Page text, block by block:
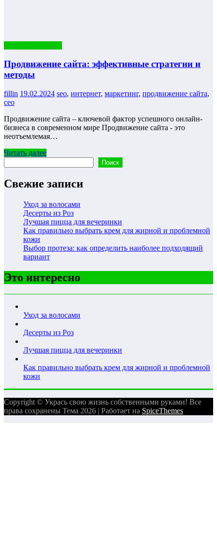
Продвижение сайта: эффективные стратегии и
методы
fillin 19.02.2024 seo, интернет, маркетинг, продвижение сайта,
сео
Продвижение сайта – ключевой фактор успешного онлайн-
бизнеса в современном мире Продвижение сайта - это
неотъемлемая…
Читать далее
Поиск
Свежие записи
Уход за волосами
Десерты из Роз
Лучшая пицца для вечеринки
Как правильно выбрать крем для жирной и проблемной
кожи
Выбор протеза: как определить наиболее подходящий
вариант
Это интересно
Уход за волосами
Десерты из Роз
Лучшая пицца для вечеринки
Как правильно выбрать крем для жирной и проблемной
кожи
Copyright © Укрась свою жизнь собственными руками! Все
права сохранены Тема 2026 | Работает на SpiceThemes